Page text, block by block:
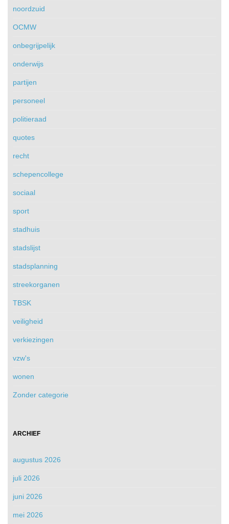
noordzuid
OCMW
onbegrijpelijk
onderwijs
partijen
personeel
politieraad
quotes
recht
schepencollege
sociaal
sport
stadhuis
stadslijst
stadsplanning
streekorganen
TBSK
veiligheid
verkiezingen
vzw's
wonen
Zonder categorie
ARCHIEF
augustus 2026
juli 2026
juni 2026
mei 2026